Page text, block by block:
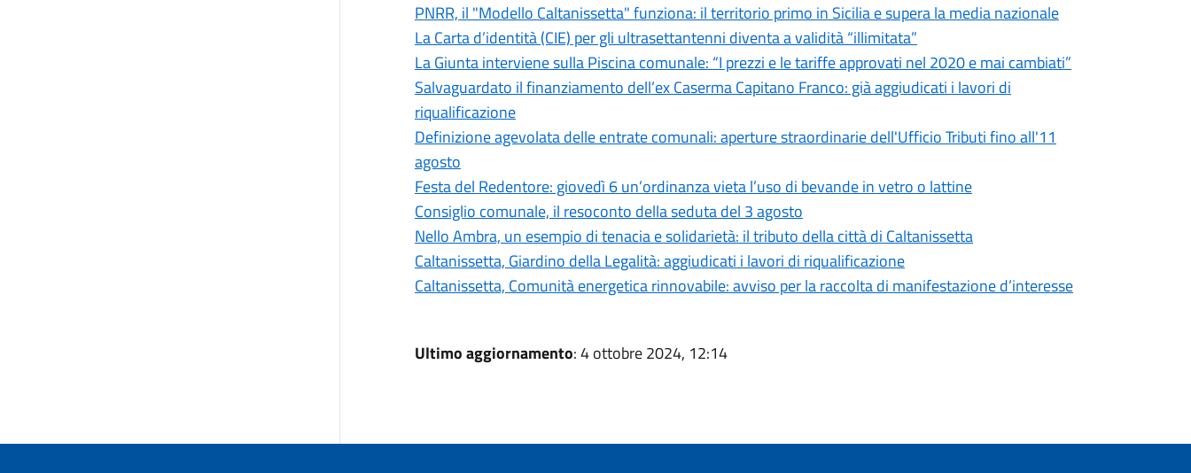
PNRR, il "Modello Caltanissetta" funziona: il territorio primo in Sicilia e supera la media nazionale
La Carta d’identità (CIE) per gli ultrasettantenni diventa a validità “illimitata”
La Giunta interviene sulla Piscina comunale: “I prezzi e le tariffe approvati nel 2020 e mai cambiati”
Salvaguardato il finanziamento dell’ex Caserma Capitano Franco: già aggiudicati i lavori di
riqualificazione
Definizione agevolata delle entrate comunali: aperture straordinarie dell'Ufficio Tributi fino all'11
agosto
Festa del Redentore: giovedì 6 un’ordinanza vieta l’uso di bevande in vetro o lattine
Consiglio comunale, il resoconto della seduta del 3 agosto
Nello Ambra, un esempio di tenacia e solidarietà: il tributo della città di Caltanissetta
Caltanissetta, Giardino della Legalità: aggiudicati i lavori di riqualificazione
Caltanissetta, Comunità energetica rinnovabile: avviso per la raccolta di manifestazione d’interesse
Ultimo aggiornamento: 4 ottobre 2024, 12:14